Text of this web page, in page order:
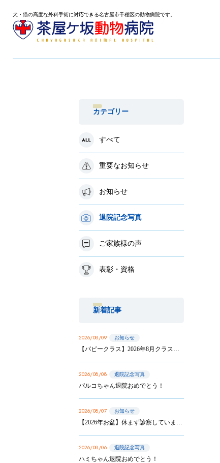
犬・猫の高度な外科手術に対応できる名古屋市千種区の動物病院です。
カテゴリー
すべて
重要なお知らせ
お知らせ
退院記念写真
ご家族様の声
表彰・資格
新着記事
2026/08/09 お知らせ
【パピークラス】2026年8月クラス 第3回目、第4回目のお知らせ
2026/08/08 退院記念写真
パルコちゃん退院おめでとう！
2026/08/07 お知らせ
【2026年お盆】休まず診察しています
2026/08/06 退院記念写真
ハミちゃん退院おめでとう！